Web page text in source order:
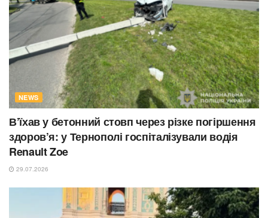
NEWS
В’їхав у бетонний стовп через різке погіршення
здоров’я: у Тернополі госпіталізували водія
Renault Zoe
29.07.2026